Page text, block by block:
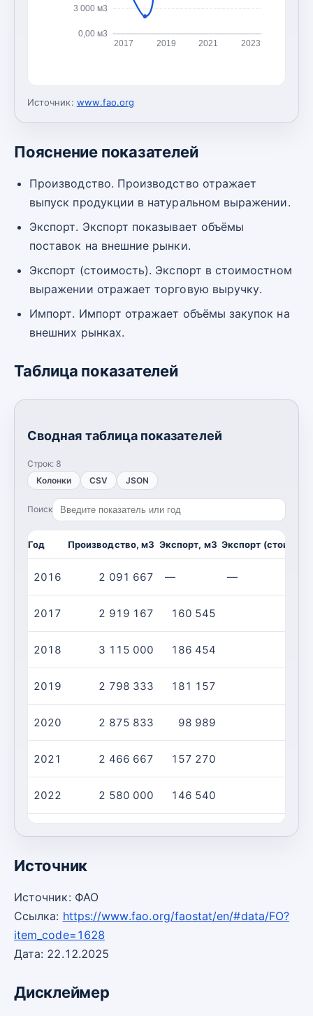
0,00 м3
3 000 м3
2017 2019 2021 2023
Источник: www.fao.org
Пояснение показателей
Производство. Производство отражает
выпуск продукции в натуральном выражении.
Экспорт. Экспорт показывает объёмы
поставок на внешние рынки.
Экспорт (стоимость). Экспорт в стоимостном
выражении отражает торговую выручку.
Импорт. Импорт отражает объёмы закупок на
внешних рынках.
Таблица показателей
Сводная таблица показателей
Строк: 8
Колонки
CSV JSON
Поиск
Год Производство, м3 Экспорт, м3 Экспорт
2016 2 091 667 — —
2017 2 919 167 160 545
2018 3 115 000 186 454
2019 2 798 333 181 157
2020 2 875 833 98 989
2021 2 466 667 157 270
2022 2 580 000 146 540
Источник
Источник: ФАО
Ссылка: https://www.fao.org/faostat/en/#data/FO?
item_code=1628
Дата: 22.12.2025
Дисклеймер